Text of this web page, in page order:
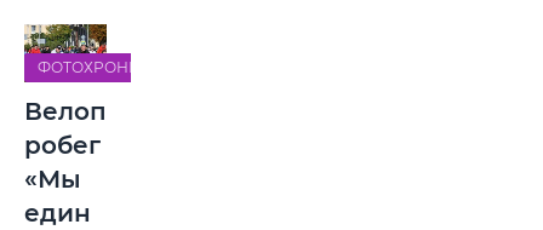
ФОТОХРОНИКА
Велоп
робег
«Мы
един